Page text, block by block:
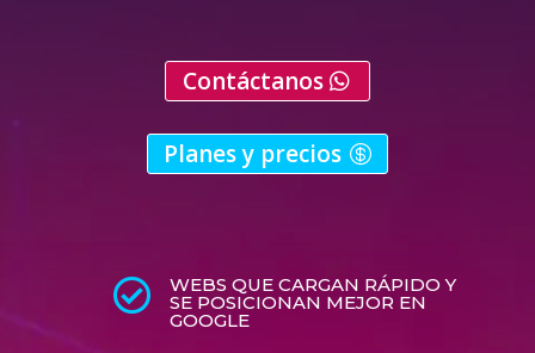
Contáctanos
Planes y precios
 WEBS QUE CARGAN RÁPIDO Y
SE POSICIONAN MEJOR EN
GOOGLE